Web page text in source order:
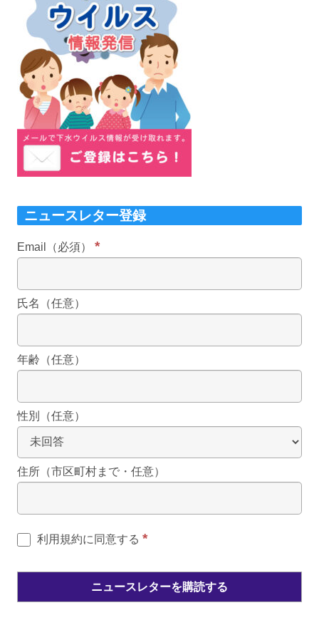
ニュースレター登録
Email（必須） *
氏名（任意）
年齢（任意）
性別（任意）
住所（市区町村まで・任意）
利用規約に同意する *